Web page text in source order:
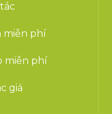
miễn phí
miễn phí
giả